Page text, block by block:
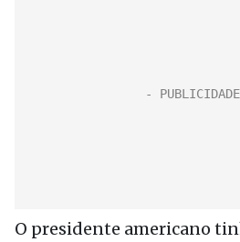
O presidente americano